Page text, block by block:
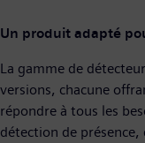
Un produit adapté
La gamme de
versions, chacune
répondre à tous les
détection de